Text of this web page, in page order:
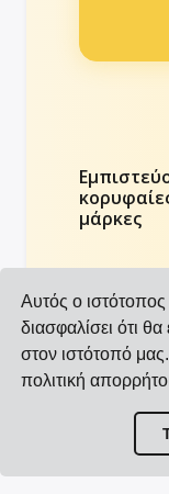
Αυτός ο
διασφαλίσει ότι
στον ιστότοπό μας.
πολιτική
μάρκες